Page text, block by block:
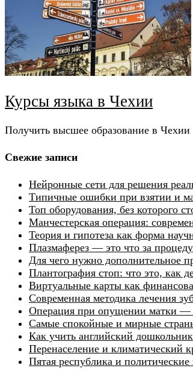
Курсы языка в Чехии
Получить высшее образование в Чехии
Свежие записи
Нейронные сети для решения
Типичные ошибки при взятии и
Топ оборудования, без которого
Манчестерская операция:
Теория и гипотеза как форма
Плазмаферез — это что за
Для чего нужно дополнительное
Плантография стоп: что это, как
Виртуальные карты как
Современная методика лечения
Операция при опущении матки —
Самые спокойные и мирные
Как учить английский
Перенаселение и климатический
Пятая республика и